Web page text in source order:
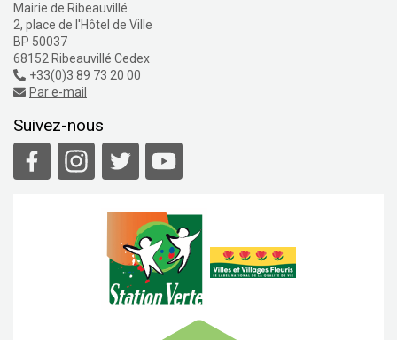
Mairie de Ribeauvillé
2, place de l'Hôtel de Ville
BP 50037
68152 Ribeauvillé Cedex
+33(0)3 89 73 20 00
Par e-mail
Suivez-nous